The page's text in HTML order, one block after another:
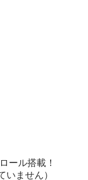
ール搭載！
ません）